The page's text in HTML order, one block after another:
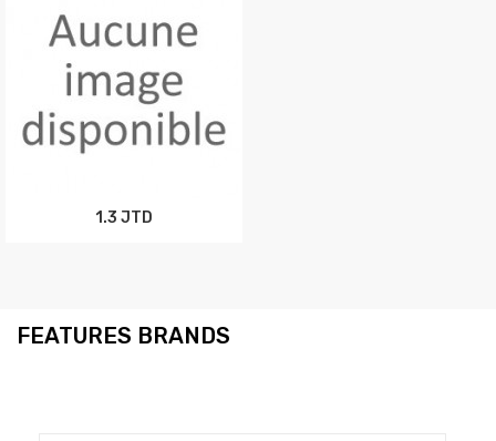
1.3 JTD
FEATURES BRANDS